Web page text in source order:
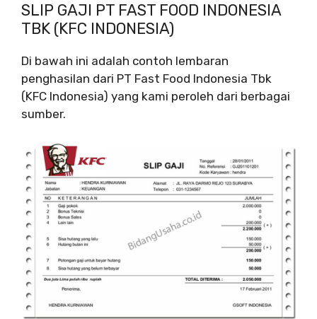
SLIP GAJI PT FAST FOOD INDONESIA
TBK (KFC INDONESIA)
Di bawah ini adalah contoh lembaran
penghasilan dari PT Fast Food Indonesia Tbk
(KFC Indonesia) yang kami peroleh dari berbagai
sumber.